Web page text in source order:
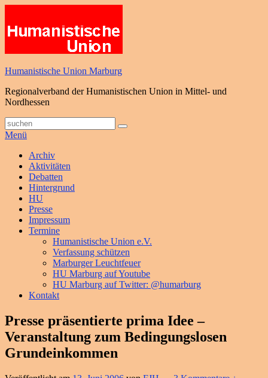
springen
Humanistische Union Marburg
Regionalverband der Humanistischen Union in Mittel- und
Nordhessen
Suche
nach:
Suchen
Menü
Primäres
Menü
Archiv
Aktivitäten
Debatten
Hintergrund
HU
Presse
Impressum
Termine
Humanistische Union e.V.
Verfassung schützen
Marburger Leuchtfeuer
HU Marburg auf Youtube
HU Marburg auf Twitter: @humarburg
Kontakt
Presse präsentierte prima Idee –
Veranstaltung zum Bedingungslosen
Grundeinkommen